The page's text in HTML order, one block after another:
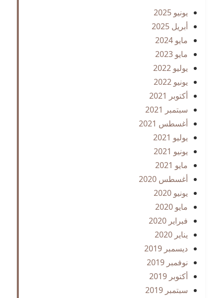
يونيو 2025
أبريل 2025
مايو 2024
مايو 2023
يوليو 2022
يونيو 2022
أكتوبر 2021
سبتمبر 2021
أغسطس 2021
يوليو 2021
يونيو 2021
مايو 2021
أغسطس 2020
يونيو 2020
مايو 2020
فبراير 2020
يناير 2020
ديسمبر 2019
نوفمبر 2019
أكتوبر 2019
سبتمبر 2019